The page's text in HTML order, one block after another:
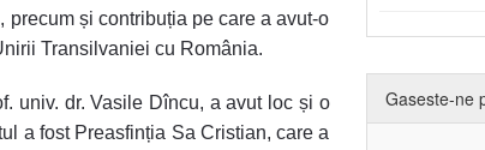
și contribuția pe care a avut-o
Transilvaniei cu România.
univ. dr. Vasile Dîncu, a avut loc și o
a fost Preasfinția Sa Cristian, care a
Gaseste-ne